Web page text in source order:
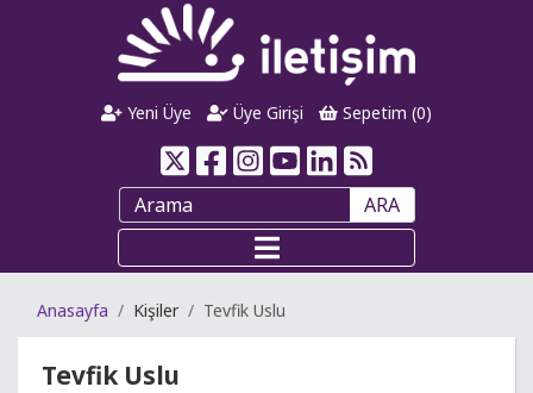
Yeni Üye Üye Girişi Sepetim (0)
ARA
Anasayfa Kişiler Tevfik Uslu
Tevfik Uslu